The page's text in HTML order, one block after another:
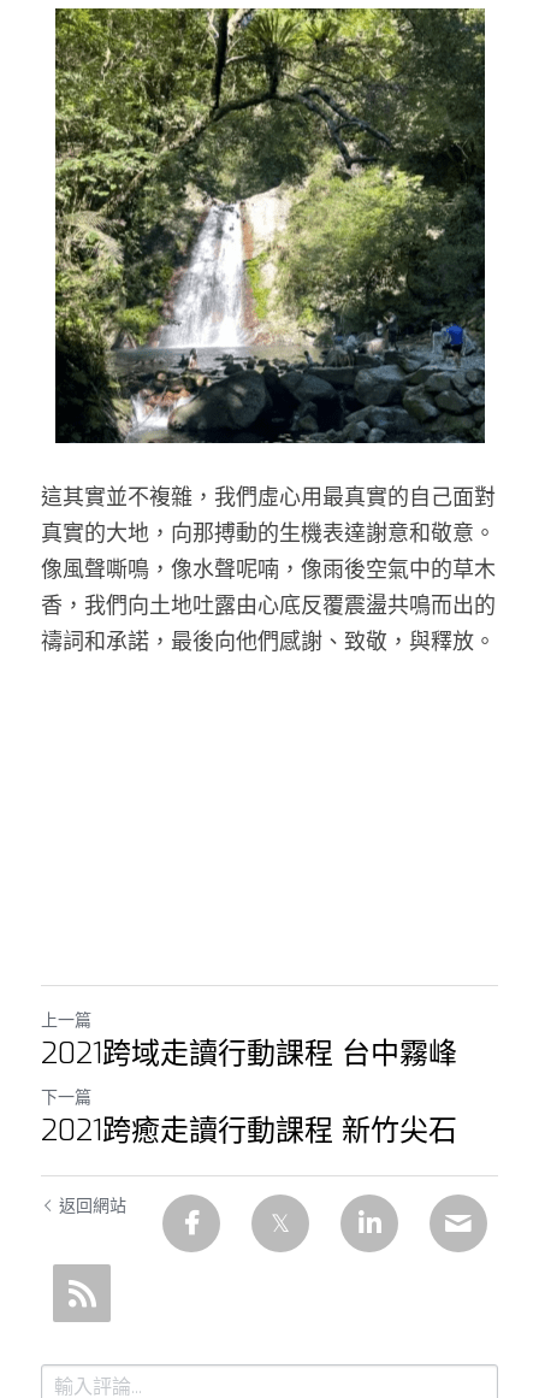
這其實並不複雜，我們虛心用最真實的自己面對
真實的大地，向那搏動的生機表達謝意和敬意。
像風聲嘶鳴，像水聲呢喃，像雨後空氣中的草木
香，我們向土地吐露由心底反覆震盪共鳴而出的
上一篇
2021跨域走讀行動課程 台中霧峰
下一篇
2021跨癒走讀行動課程 新竹尖石
返回網站